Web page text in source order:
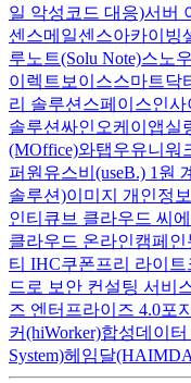
일 악성코드 대응)서버
센스메일센스아카이빙
루노트(Solu Note)스노
이렉트보이스스마트닥
리 솔루션 스페이스인
솔루션싸인오케이 앱실
(MOffice)와탭우유니 워
퍼원 유스비(useB.) 1원
솔루션)이미지 개인정
인티큐브 클라우드 씨
클라우드 온라인캠페
티 IHC쿠폰프리 라이트
드로 보안 컨설팅 서비
즈 엔터프라이즈 4.0포
커(hiWorker)합성데이터
System)헤임달